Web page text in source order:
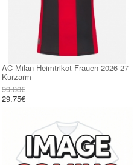
AC Milan Heimtrikot Frauen 2026-27
Kurzarm
99.38€
29.75€